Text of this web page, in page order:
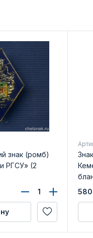
знак (ромб)
РГСУ» (2
580